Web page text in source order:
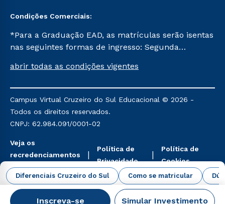
Diferenciais Cruzeiro do Sul Como se matricular
Inscreva-se Simular Investimento
Condições Comerciais:
*Para a Graduação EAD, as matrículas serão isentas
nas seguintes formas de ingresso: Segunda
Já para as demais, a taxa de matrícula será de R$
mencionadas são referentes aos cursos: Ensino
Religioso, Geografia para a Docência e Metodologia
do Ensino de História: Questões Atuais.
abrir todas as condições vigentes
Campus Virtual Cruzeiro do Sul Educacional © 2026 -
Todos os direitos reservados.
CNPJ: 62.984.091/0001-02
Veja os
recredenciamentos
aqui
Política de
Privacidade
Política de
Cookies